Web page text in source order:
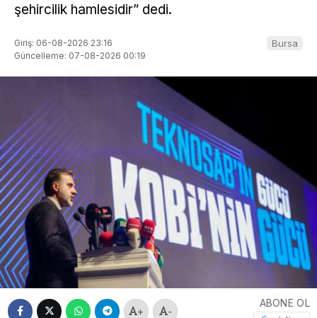
şehircilik hamlesidir” dedi.
Giriş: 06-08-2026 23:16
Güncelleme: 07-08-2026 00:19
Bursa
+ -
ABONE OL